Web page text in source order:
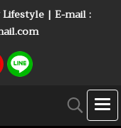
| E-mail :